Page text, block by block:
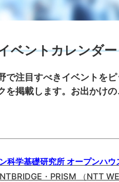
ベントカレンダー
で注目すべきイベントをピ
を掲載します。お出かけの
科学基礎研究所 オープンハ
・PRISM （NTT